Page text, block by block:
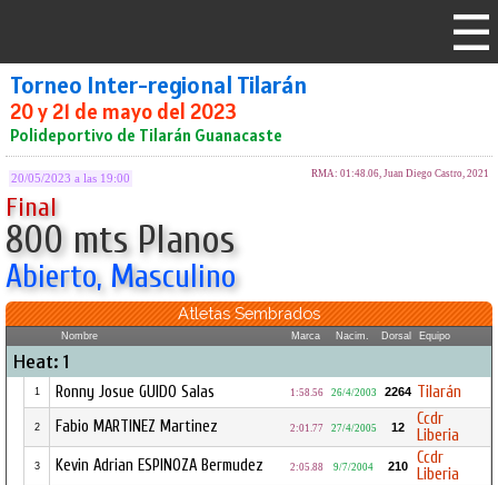
Torneo Inter-regional Tilarán
20 y 21 de mayo del 2023
Polideportivo de Tilarán Guanacaste
20/05/2023 a las 19:00 RMA: 01:48.06, Juan Diego Castro, 2021
Final
800 mts Planos
Abierto, Masculino
Atletas Sembrados
Nombre Marca Nacim. Dorsal Equipo
Heat: 1
1 Ronny Josue GUIDO Salas 1:58.56 26/4/2003 2264 Tilarán
2 Fabio MARTINEZ Martinez 2:01.77 27/4/2005 12
Ccdr
Liberia
3 Kevin Adrian ESPINOZA Bermudez 2:05.88 9/7/2004 210
Ccdr
Liberia